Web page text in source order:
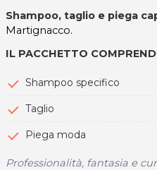
Shampoo, taglio e piega
Martignacco.
IL PACCHETTO
Shampoo specifico
Taglio
Piega moda
Professionalità, fantasia e